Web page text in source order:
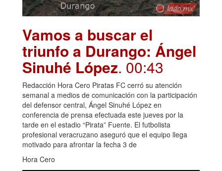
Vamos a buscar el
triunfo a Durango: Ángel
Sinuhé López. 00:43
Redacción Hora Cero Piratas FC cerró su atención
semanal a medios de comunicación con la participación
del defensor central, Ángel Sinuhé López en
conferencia de prensa efectuada este jueves por la
tarde en el estadio “Pirata” Fuente. El futbolista
profesional veracruzano aseguró que el equipo llega
motivado para afrontar la fecha 3 de
Hora Cero